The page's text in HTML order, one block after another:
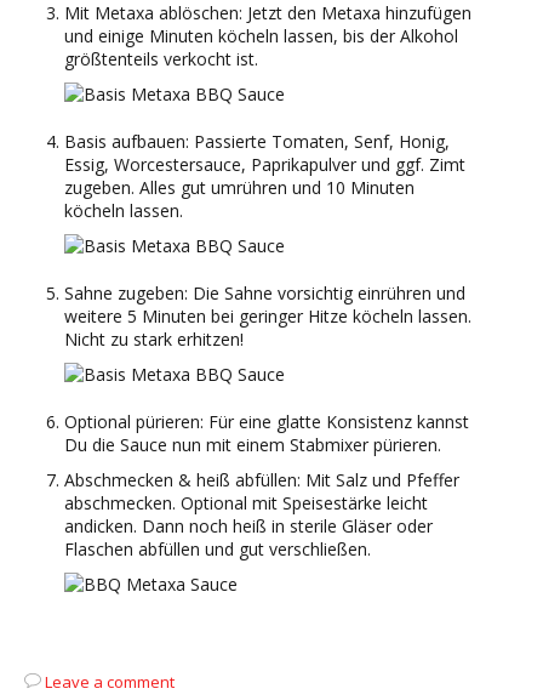
Mit Metaxa ablöschen: Jetzt den Metaxa hinzufügen
und einige Minuten köcheln lassen, bis der Alkohol
größtenteils verkocht ist.
Basis aufbauen: Passierte Tomaten, Senf, Honig,
Essig, Worcestersauce, Paprikapulver und ggf. Zimt
zugeben. Alles gut umrühren und 10 Minuten
köcheln lassen.
Sahne zugeben: Die Sahne vorsichtig einrühren und
weitere 5 Minuten bei geringer Hitze köcheln lassen.
Nicht zu stark erhitzen!
Optional pürieren: Für eine glatte Konsistenz kannst
Du die Sauce nun mit einem Stabmixer pürieren.
Abschmecken & heiß abfüllen: Mit Salz und Pfeffer
abschmecken. Optional mit Speisestärke leicht
andicken. Dann noch heiß in sterile Gläser oder
Flaschen abfüllen und gut verschließen.
Leave a comment